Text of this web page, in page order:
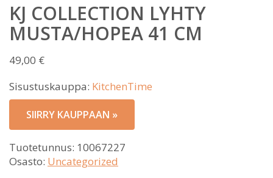
KJ COLLECTION LYHTY
MUSTA/HOPEA 41 CM
49,00 €
Sisustuskauppa: KitchenTime
SIIRRY KAUPPAAN »
Tuotetunnus: 10067227
Osasto: Uncategorized